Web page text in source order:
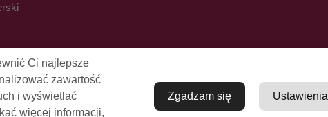
© Pro-Fryz.pl 2021-2026
Ci najlepsze
zawartość
i wyświetlać
więcej informacji,
Zgadzam się Ustawienia